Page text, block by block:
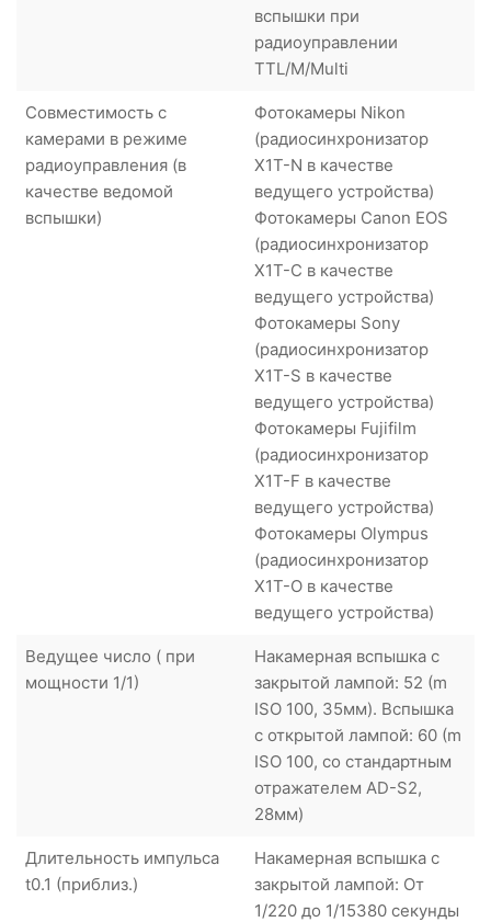
вспышки при
радиоуправлении
TTL/M/Multi
Совместимость с
камерами в режиме
радиоуправления (в
качестве ведомой
вспышки)
Фотокамеры Nikon
(радиосинхронизатор
X1T-N в качестве
ведущего устройства)
Фотокамеры Canon EOS
(радиосинхронизатор
X1T-C в качестве
ведущего устройства)
Фотокамеры Sony
(радиосинхронизатор
X1T-S в качестве
ведущего устройства)
Фотокамеры Fujifilm
(радиосинхронизатор
X1T-F в качестве
ведущего устройства)
Фотокамеры Olympus
(радиосинхронизатор
X1T-O в качестве
ведущего устройства)
Ведущее число ( при
мощности 1/1)
Накамерная вспышка с
закрытой лампой: 52 (m
ISO 100, 35мм). Вспышка
с открытой лампой: 60 (m
ISO 100, со стандартным
отражателем AD-S2,
28мм)
Длительность импульса
t0.1 (приблиз.)
Накамерная вспышка с
закрытой лампой: От
1/220 до 1/15380 секунды